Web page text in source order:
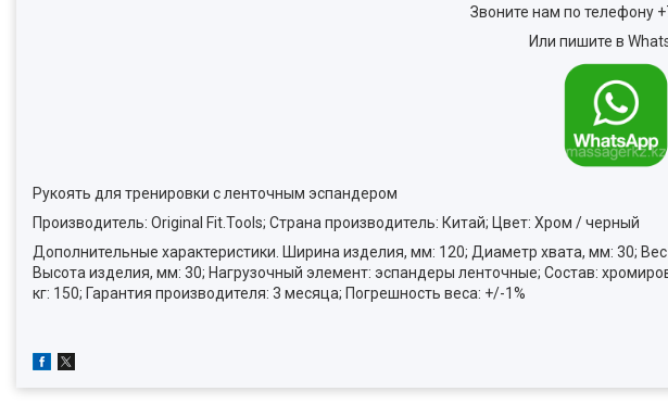
Звоните нам по телефону
Или пишите в
Рукоять для тренировки с ленточным эспандером
Производитель: Original Fit.Tools; Страна производитель: Китай; Цвет: Хром / черный
Дополнительные характеристики. Ширина изделия, мм: 120; Диаметр хвата, мм: 30;
Высота изделия, мм: 30; Нагрузочный элемент: эспандеры ленточные; Состав:
кг: 150; Гарантия производителя: 3 месяца; Погрешность веса: +/-1%